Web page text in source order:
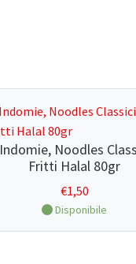
Indomie, Noodles
Fritti Halal 80gr
€1,50
Disponibile